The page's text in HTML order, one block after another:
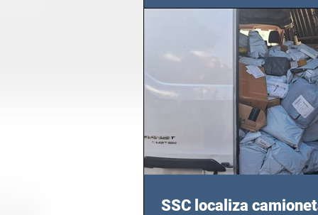
en epicentros bélicos.
SSC localiza